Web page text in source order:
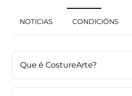
NOTICIAS CONDICIÓNS
Que é CostureArte?